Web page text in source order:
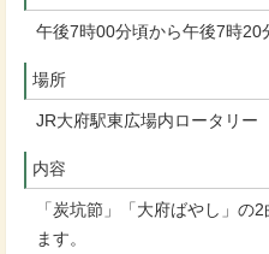
午後7時00分頃から午後7時20
場所
JR大府駅東広場内ロータリー
内容
「炭坑節」「大府ばやし」の
ます。